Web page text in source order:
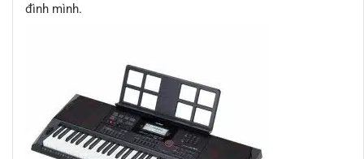
đình mình.